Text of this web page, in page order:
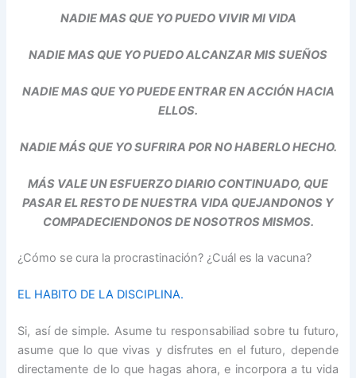
NADIE MAS QUE YO PUEDO VIVIR MI VIDA
NADIE MAS QUE YO PUEDO ALCANZAR MIS SUEÑOS
NADIE MAS QUE YO PUEDE ENTRAR EN ACCIÓN HACIA
ELLOS.
NADIE MÁS QUE YO SUFRIRA POR NO HABERLO HECHO.
MÁS VALE UN ESFUERZO DIARIO CONTINUADO, QUE
PASAR EL RESTO DE NUESTRA VIDA QUEJANDONOS Y
COMPADECIENDONOS DE NOSOTROS MISMOS.
¿Cómo se cura la procrastinación? ¿Cuál es la vacuna?
EL HABITO DE LA DISCIPLINA.
Si, así de simple. Asume tu responsabiliad sobre tu futuro,
asume que lo que vivas y disfrutes en el futuro, depende
directamente de lo que hagas ahora, e incorpora a tu vida